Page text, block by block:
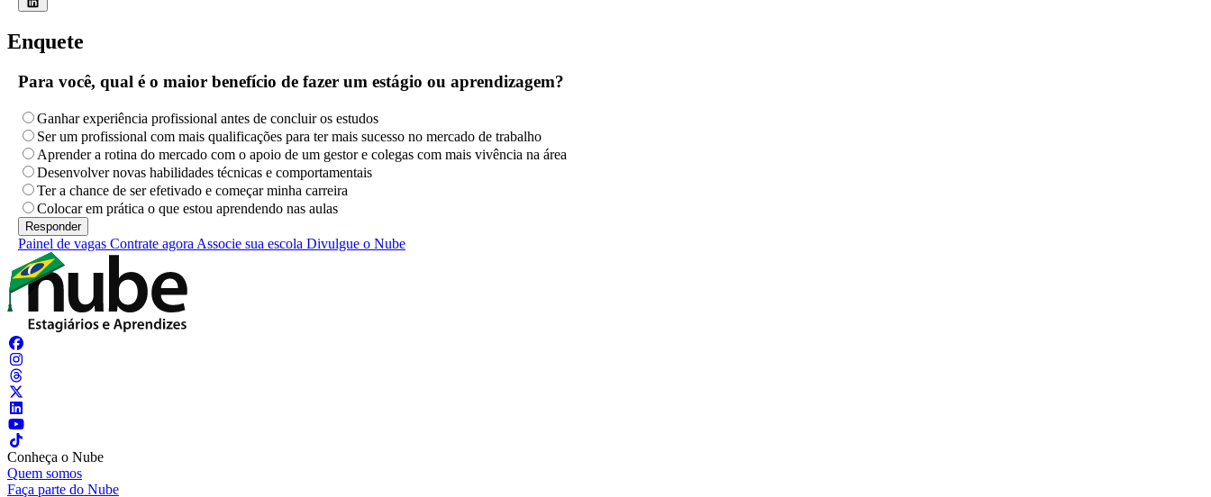
Enquete
Para você, qual é o maior benefício de fazer um estágio ou aprendizagem?
Ganhar experiência profissional antes de concluir os estudos
Ser um profissional com mais qualificações para ter mais sucesso no mercado de trabalho
Aprender a rotina do mercado com o apoio de um gestor e colegas com mais vivência na área
Desenvolver novas habilidades técnicas e comportamentais
Ter a chance de ser efetivado e começar minha carreira
Colocar em prática o que estou aprendendo nas aulas
Painel de vagas Contrate agora Associe sua escola Divulgue o Nube
Conheça o Nube
Quem somos
Faça parte do Nube